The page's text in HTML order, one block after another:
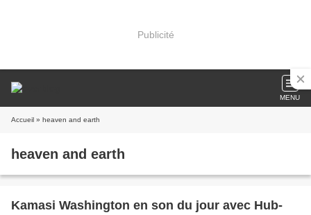
Publicité
MENU
Accueil » heaven and earth
heaven and earth
Kamasi Washington en son du jour avec Hub-